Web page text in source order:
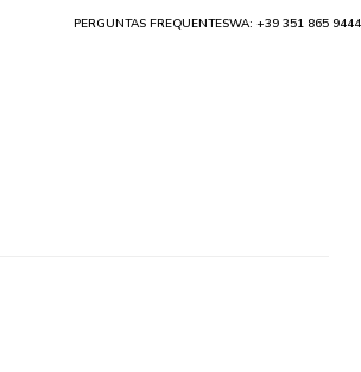
PERGUNTAS FREQUENTESWA: +39 351 865 9444